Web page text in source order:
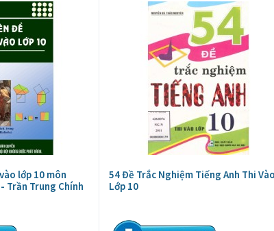
lớp 10 môn
Trần Trung Chính
54 Đề Trắc Nghiệm Tiếng Anh Thi Vào
Lớp 10